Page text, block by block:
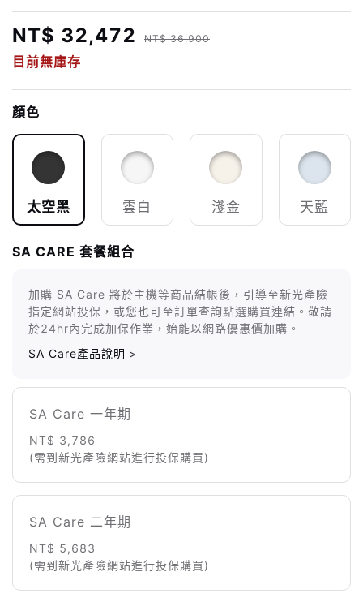
NT$ 32,472 NT$ 36,900
目前無庫存
顏色
太空黑 雲白 淺金 天藍
SA CARE 套餐組合
加購 SA Care 將於主機等商品結帳後，引導至新光產險
指定網站投保，或您也可至訂單查詢點選購買連結。敬請
於24hr內完成加保作業，始能以網路優惠價加購。
SA Care產品說明 >
SA Care 一年期
NT$ 3,786
(需到新光產險網站進行投保購買)
SA Care 二年期
NT$ 5,683
(需到新光產險網站進行投保購買)